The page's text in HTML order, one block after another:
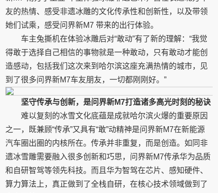
友的热情、感受非遗冰雕的文化传承性和创新性，以及带领
她们试乘，感受问界新M7 带来的出行体验。
车主兔撕机在体验冰雕后对“敢动”有了新的理解：“我觉
得敢于选择自己相信的事物就是一种敢动，只有敢动才能创
造感动，包括我们这次来到哈尔滨这座充满热情的城市，见
到了很多问界新M7车友朋友，一切都刚刚好。”
坚守传承与创新，是问界新M7打造诸多高光时刻的秘诀
难以复刻的冰雪文化底蕴是成就哈尔滨火爆的重要原因
之一，既兼顾“传承”又具有“敢”动精神是问界新M7在新能源
汽车圈出圈的内核所在。传承并非重复，而是创造。如同非
遗冰雪雕需要融入很多创新和巧思，问界新M7传承华为品质
和自研智驾等领先科技。而且华为智驾在芯片、感知硬件、
算力算法上，真正做到了全栈自研，在核心技术领域做到了